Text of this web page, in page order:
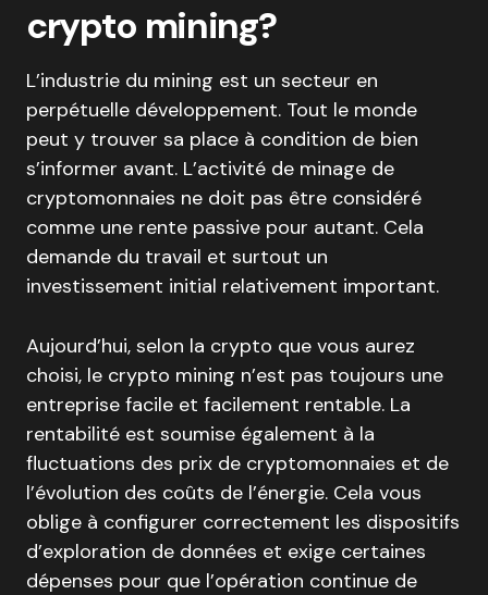
crypto mining?
L’industrie du mining est un secteur en
perpétuelle développement. Tout le monde
peut y trouver sa place à condition de bien
s’informer avant. L’activité de minage de
cryptomonnaies ne doit pas être considéré
comme une rente passive pour autant. Cela
demande du travail et surtout un
investissement initial relativement important.
Aujourd’hui, selon la crypto que vous aurez
choisi, le crypto mining n’est pas toujours une
entreprise facile et facilement rentable. La
rentabilité est soumise également à la
fluctuations des prix de cryptomonnaies et de
l’évolution des coûts de l’énergie. Cela vous
oblige à configurer correctement les dispositifs
d’exploration de données et exige certaines
dépenses pour que l’opération continue de